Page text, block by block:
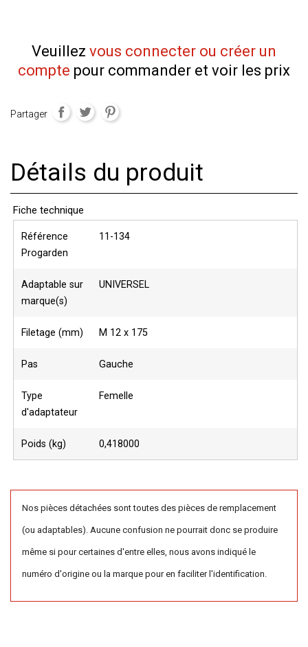
Veuillez vous connecter ou créer un
compte pour commander et voir les prix
Partager
Détails du produit
Fiche technique
Référence
Progarden
11-134
Adaptable sur
marque(s)
UNIVERSEL
Filetage (mm) M 12 x 175
Pas Gauche
Type
d'adaptateur
Femelle
Poids (kg) 0,418000
Nos pièces détachées sont toutes des pièces de remplacement
(ou adaptables). Aucune confusion ne pourrait donc se produire
même si pour certaines d'entre elles, nous avons indiqué le
numéro d'origine ou la marque pour en faciliter l'identification.